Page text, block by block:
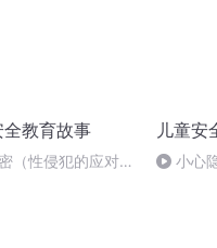
教育故事
（性侵犯的应对方
儿童安
小心